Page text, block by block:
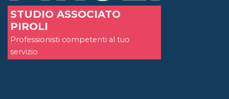
STUDIO ASSOCIATO
PIROLI
Professionisti competenti al tuo
servizio